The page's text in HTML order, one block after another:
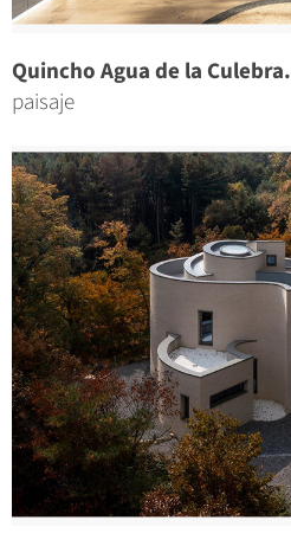
Quincho Agua de la Culebra.
paisaje